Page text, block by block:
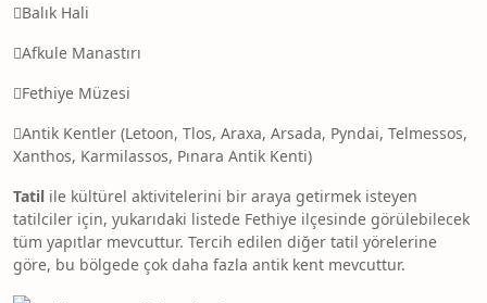
Balık Hali
Afkule Manastırı
Fethiye Müzesi
Antik Kentler (Letoon, Tlos, Araxa, Arsada, Pyndai, Telmessos,
Xanthos, Karmilassos, Pınara Antik Kenti)
Tatil ile kültürel aktivitelerini bir araya getirmek isteyen
tatilciler için, yukarıdaki listede Fethiye ilçesinde görülebilecek
tüm yapıtlar mevcuttur. Tercih edilen diğer tatil yörelerine
göre, bu bölgede çok daha fazla antik kent mevcuttur.